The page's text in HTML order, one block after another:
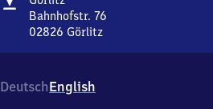
Bahnhofstr. 76
02826 Görlitz
76,
0
DeutschEnglish